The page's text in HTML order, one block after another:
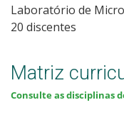
Laboratório de
20 discentes
Matriz
Consulte as disciplinas